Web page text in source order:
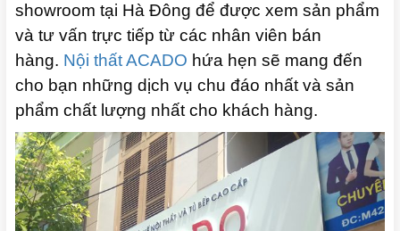
showroom tại Hà Đông để được xem sản phẩm
và tư vấn trực tiếp từ các nhân viên bán
hàng. Nội thất ACADO hứa hẹn sẽ mang đến
cho bạn những dịch vụ chu đáo nhất và sản
phẩm chất lượng nhất cho khách hàng.